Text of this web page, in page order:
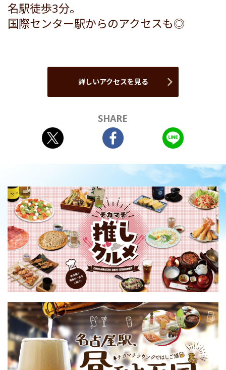
名駅徒歩3分。
国際センター駅からのアクセスも◎
詳しいアクセスを見る
SHARE